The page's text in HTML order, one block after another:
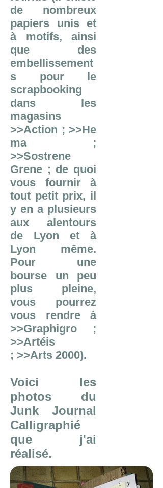
de nombreux
papiers unis et
à motifs, ainsi
que des
embellissement
s pour le
scrapbooking
dans les
magasins
>>Action ; >>He
ma;
>>Sostrene
Grene ; de quoi
vous fournir à
tout petit prix, il
y en a plusieurs
aux alentours
de Lyon et à
Lyon même.
Pour une
bourse un peu
plus pleine,
vous pourrez
vous rendre à
>>Graphigro ;
>>Artéis
; >>Arts 2000).
Voici les
photos du
Junk Journal
Calligraphié
que j'ai
réalisé.